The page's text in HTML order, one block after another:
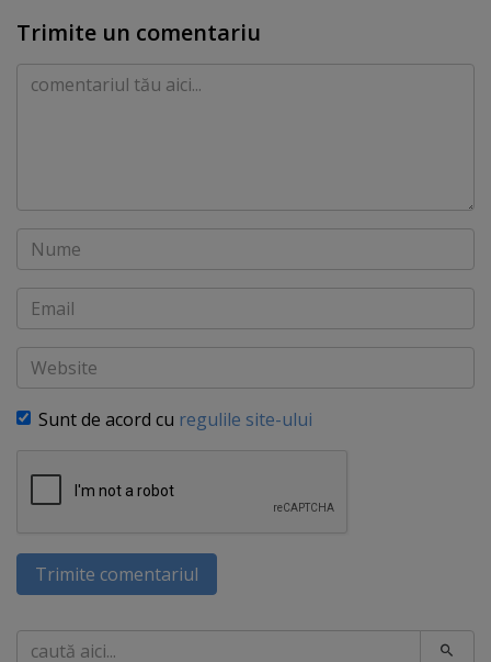
Trimite un comentariu
Comentariu
Nume
Email
Website
Sunt de acord cu regulile site-ului
Trimite comentariul
Caută